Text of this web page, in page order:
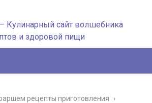
рецепты приготовления ›